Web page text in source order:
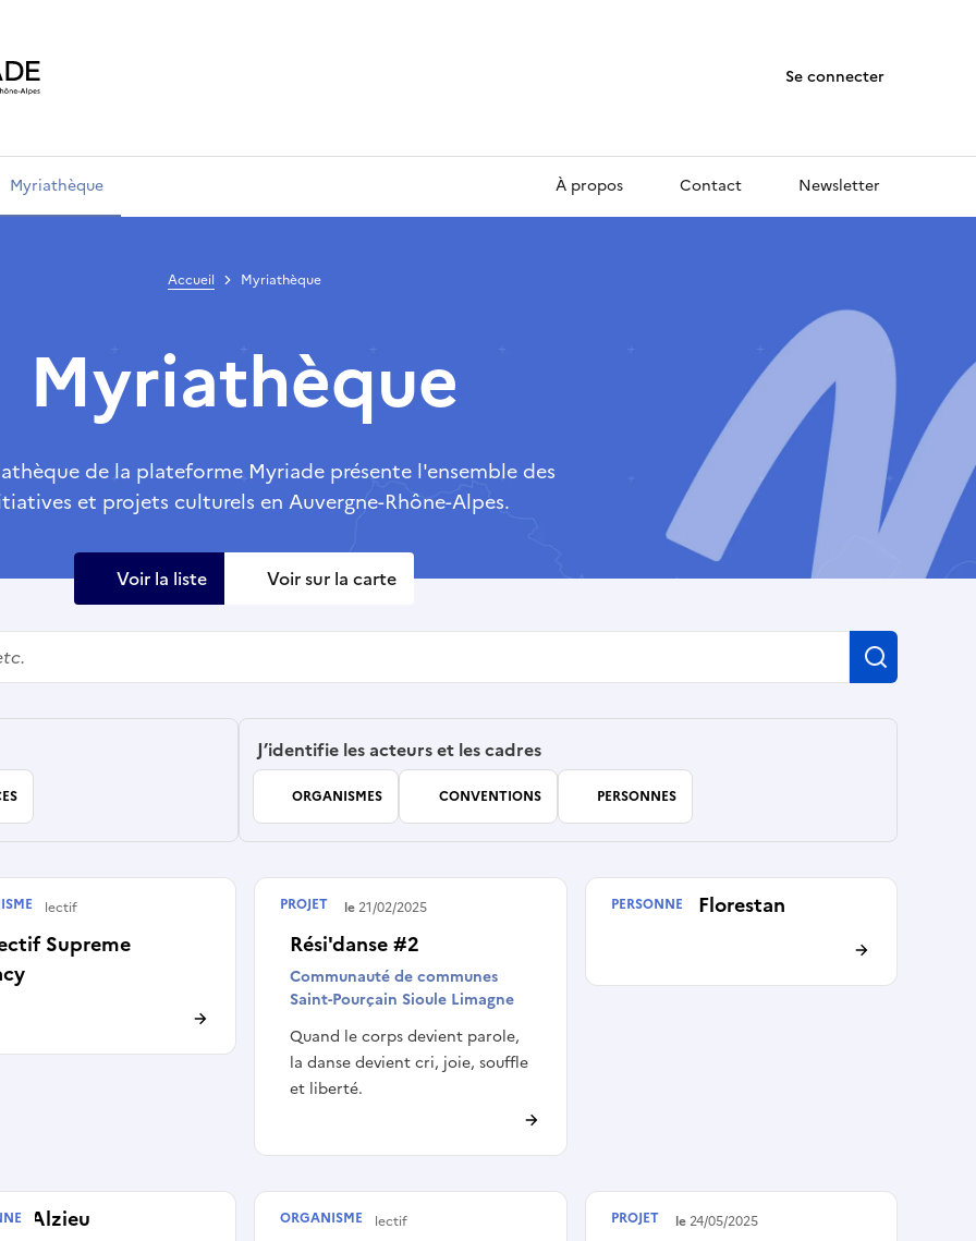
Se connecter
Myriathèque À propos Contact Newsletter
Accueil Myriathèque
Myriathèque
de la plateforme Myriade présente l'ensemble des
et projets culturels en Auvergne-Rhône-Alpes.
Voir la liste Voir sur la carte
J’identifie les acteurs et les cadres
ORGANISMES CONVENTIONS PERSONNES
Supreme
ou collectif
Rési'danse #2
Communauté de communes
Saint-Pourçain Sioule Limagne
Quand le corps devient parole,
la danse devient cri, joie, souffle
et liberté.
Terminé le21/02/2025
PROJET Mickael Florestan
PERSONNE
Alzieu Artiste ou collectif
ORGANISME Terminé le24/05/2025
PROJET